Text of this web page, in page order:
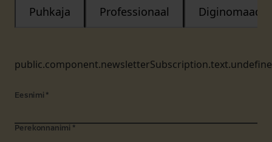
Puhkaja Professionaal Diginomaad
Eesnimi *
Perekonnanimi *